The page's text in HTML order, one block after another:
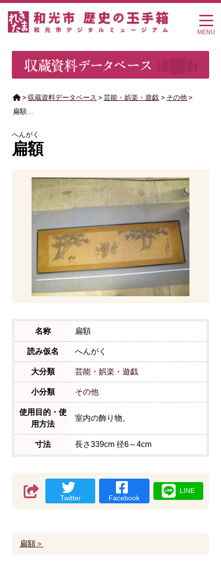
MENU
> 収蔵資料データベース > 芸能・娯楽・遊戯 > その他 >
扁額…
へんがく
扁額
名称 扁額
読み仮名 へんがく
大分類 芸能・娯楽・遊戯
小分類 その他
使用目的・使
用方法
室内の飾り物。
寸法 長さ339cm 径6～4cm
Twitter Facebook
LINE
扁額＞